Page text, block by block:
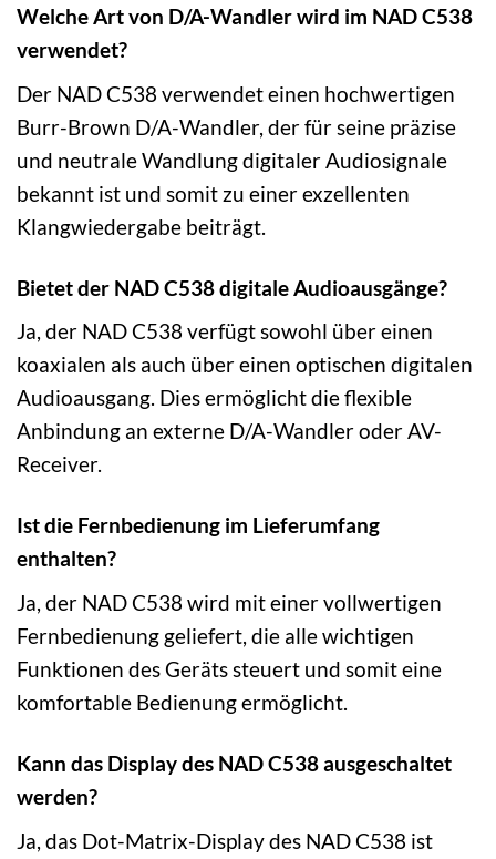
Welche Art von D/A-Wandler wird im NAD C538
verwendet?
Der NAD C538 verwendet einen hochwertigen
Burr-Brown D/A-Wandler, der für seine präzise
und neutrale Wandlung digitaler Audiosignale
bekannt ist und somit zu einer exzellenten
Klangwiedergabe beiträgt.
Bietet der NAD C538 digitale Audioausgänge?
Ja, der NAD C538 verfügt sowohl über einen
koaxialen als auch über einen optischen digitalen
Audioausgang. Dies ermöglicht die flexible
Anbindung an externe D/A-Wandler oder AV-
Receiver.
Ist die Fernbedienung im Lieferumfang
enthalten?
Ja, der NAD C538 wird mit einer vollwertigen
Fernbedienung geliefert, die alle wichtigen
Funktionen des Geräts steuert und somit eine
komfortable Bedienung ermöglicht.
Kann das Display des NAD C538 ausgeschaltet
werden?
Ja, das Dot-Matrix-Display des NAD C538 ist